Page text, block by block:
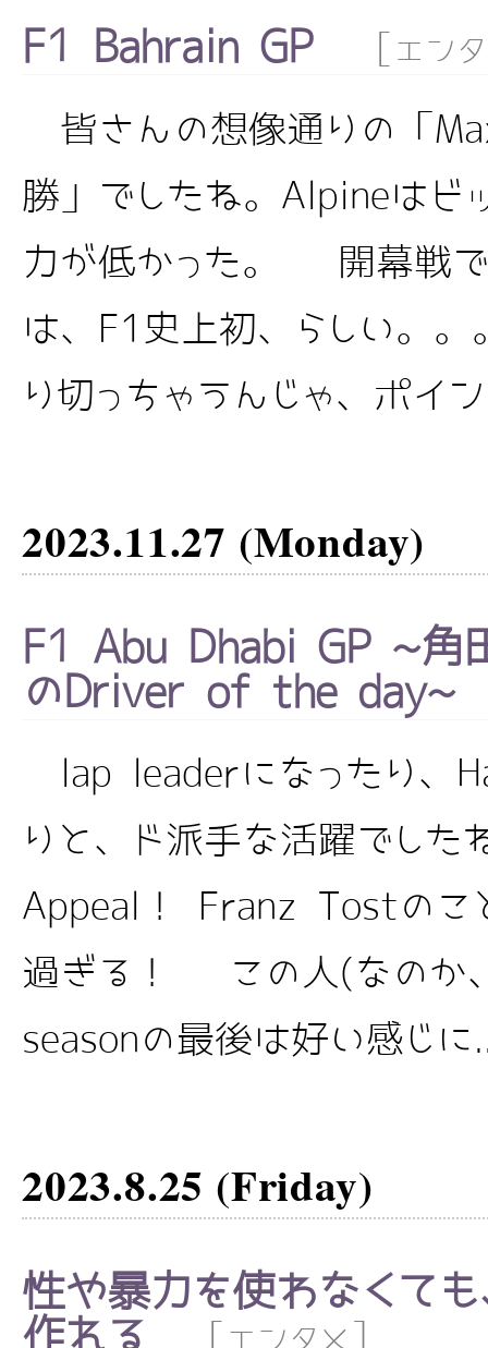
F1 Bahrain GP エン
皆さんの想像通りの「
勝」でしたね。Alpineはビ
力が低かった。 開幕戦で
は、F1史上初、らしい。
り切っちゃうんじゃ、ポイ
2023.11.27 (Monday)
F1 Abu Dhabi GP ~角
のDriver of the day~
lap leaderになったり、
りと、ド派手な活躍でした
Appeal！ Franz Tostのこ
過ぎる！ この人(なのか
seasonの最後は好い感じに
2023.8.25 (Friday)
性や暴力を使わなくて
作れる
エンタメ